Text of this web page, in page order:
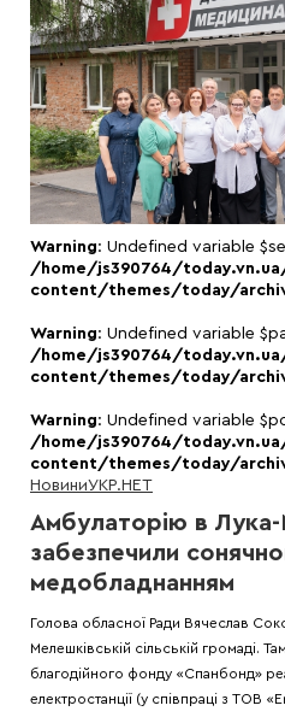
Warning: Undefined variable
/home/js390764/
content/themes/today/
Warning: Undefined variable
/home/js390764/
content/themes/today/
Warning: Undefined variable
/home/js390764/
content/themes/today/
НовиниУКР.НЕТ
Амбулаторію в Лука-
забезпечили
медобладнанням
Голова обласної Ради Вячеслав
Мелешківській сільській громаді.
благодійного фонду «Спанбонд»
електростанції (у співпраці з ТОВ